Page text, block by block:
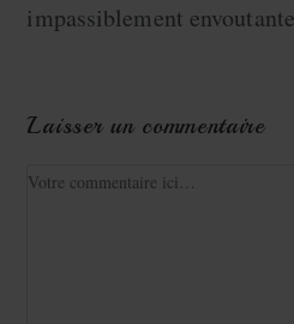
impassiblement envoutante
Laisser un commentaire